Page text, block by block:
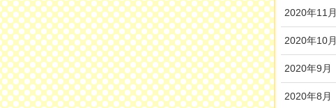
2020年11月
2020年10月
2020年9月
2020年8月